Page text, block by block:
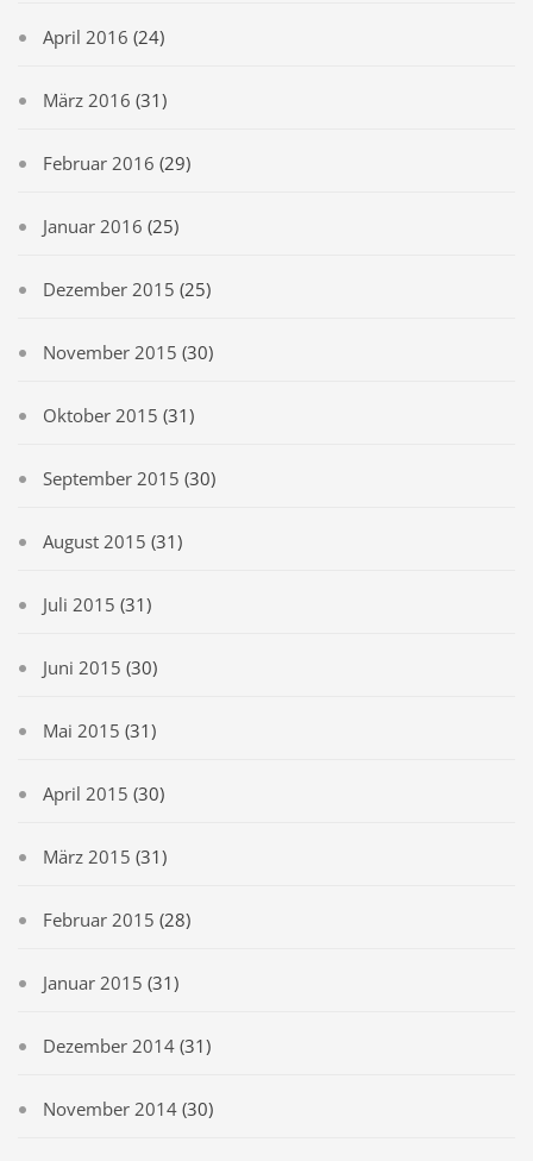
April 2016 (24)
März 2016 (31)
Februar 2016 (29)
Januar 2016 (25)
Dezember 2015 (25)
November 2015 (30)
Oktober 2015 (31)
September 2015 (30)
August 2015 (31)
Juli 2015 (31)
Juni 2015 (30)
Mai 2015 (31)
April 2015 (30)
März 2015 (31)
Februar 2015 (28)
Januar 2015 (31)
Dezember 2014 (31)
November 2014 (30)